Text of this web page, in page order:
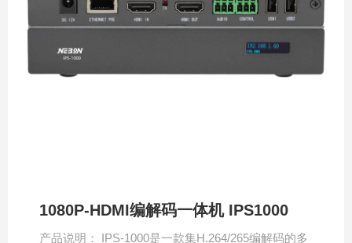
1080P-HDMI编解码一体机 IPS1000
产品说明： IPS-1000是一款集H.264/265编解码的多